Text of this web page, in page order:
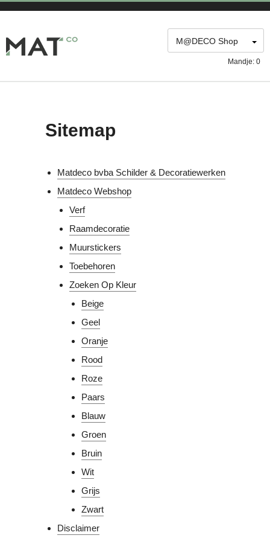
M@DECO Shop
Mandje: 0
Sitemap
Matdeco bvba Schilder & Decoratiewerken
Matdeco Webshop
Verf
Raamdecoratie
Muurstickers
Toebehoren
Zoeken Op Kleur
Beige
Geel
Oranje
Rood
Roze
Paars
Blauw
Groen
Bruin
Wit
Grijs
Zwart
Disclaimer